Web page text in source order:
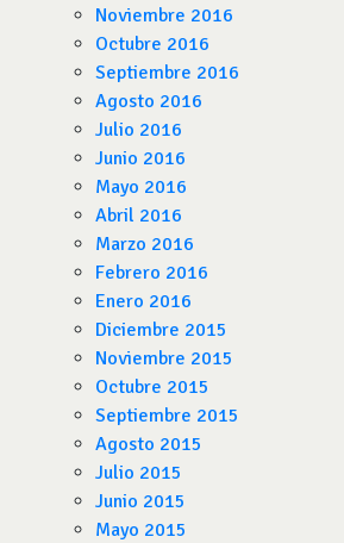
Noviembre 2016
Octubre 2016
Septiembre 2016
Agosto 2016
Julio 2016
Junio 2016
Mayo 2016
Abril 2016
Marzo 2016
Febrero 2016
Enero 2016
Diciembre 2015
Noviembre 2015
Octubre 2015
Septiembre 2015
Agosto 2015
Julio 2015
Junio 2015
Mayo 2015